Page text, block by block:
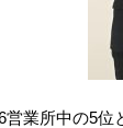
営業所中の5